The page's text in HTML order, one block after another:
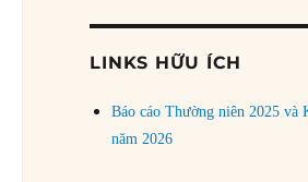
LINKS HỮU ÍCH
Báo cáo Thường niên 2025 và
năm 2026